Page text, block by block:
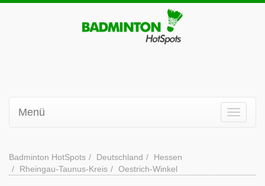
Menü
Badminton HotSpots Deutschland
Hessen
Rheingau-Taunus-Kreis
Oestrich-Winkel